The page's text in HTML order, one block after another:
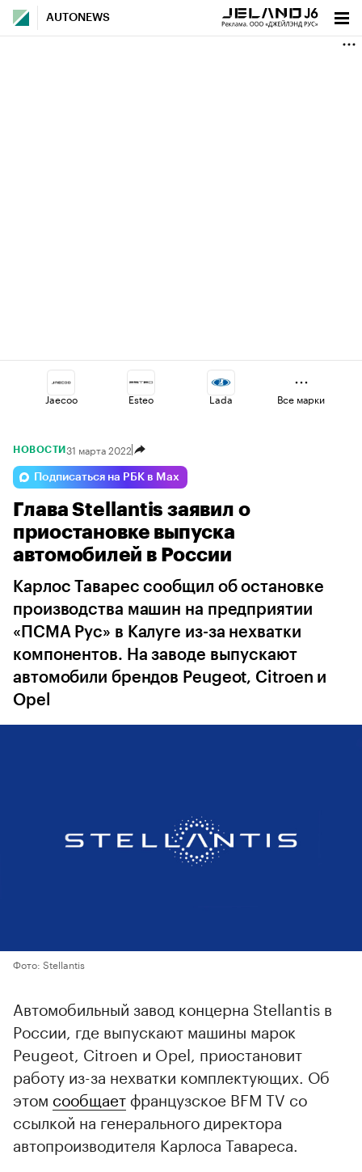
AUTONEWS
Jaecoo Esteo Lada
Omoda Volga
Geely Haval Voyah
Все марки
НОВОСТИ 31 марта 2022
Подписаться на РБК в Max
Глава Stellantis заявил о
приостановке выпуска
автомобилей в России
Карлос Таварес сообщил об остановке
производства машин на предприятии
«ПСМА Рус» в Калуге из-за нехватки
компонентов. На заводе выпускают
автомобили брендов Peugeot, Citroen и
Opel
Фото: Stellantis
Автомобильный завод концерна Stellantis в
России, где выпускают машины марок
Peugeot, Citroen и Opel, приостановит
работу из-за нехватки комплектующих. Об
этом сообщает французское BFM TV со
ссылкой на генерального директора
автопроизводителя Карлоса Тавареса.